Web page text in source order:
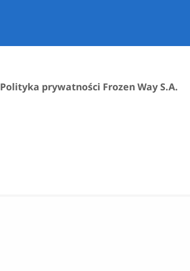
Polityka prywatności Frozen Way S.A.